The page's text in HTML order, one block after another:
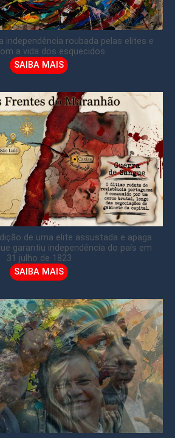
independência roubada pelas elites e
a vida dos esquecidos
SAIBA MAIS
de uma elite assustada e apaga
garantiu independência do país em
31 julho de 1823
SAIBA MAIS